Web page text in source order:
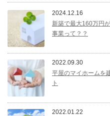
2024.12.16
新築で最大160万円
事業って？？
2022.09.30
平屋のマイホームを
ト
2022.01.22